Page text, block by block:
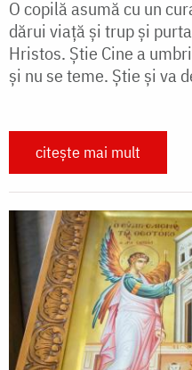
O copilă asumă cu un
dărui viață și trup și
Hristos. Știe Cine a
și nu se teme. Știe și va
citește mai mult